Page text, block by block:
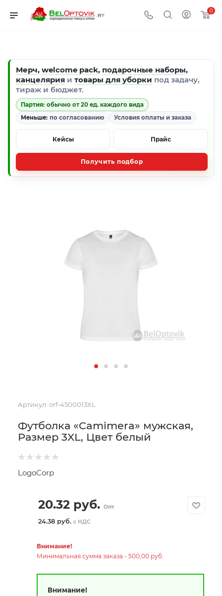
0
Мерч, welcome pack, подарочные наборы,
канцелярия и товары для уборки под задачу,
тираж и бюджет.
Партия: обычно от 20 ед. каждого вида
Меньше: по согласованию Условия оплаты и заказа
Кейсы Прайс
Получить подбор
Артикул: orf-4500013XL
Футболка «Camimera» мужская,
Размер 3XL, Цвет белый
LogoCorp
20.32руб. Опт
24.38 руб. с НДС
Внимание!
Минимальная сумма заказа - 500,00 руб.
Внимание!